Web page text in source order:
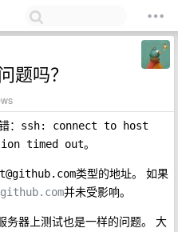
题吗？
：
timed out。
类型的地址。 如果
并未受影响。
务器上测试也是一样的问题。 大